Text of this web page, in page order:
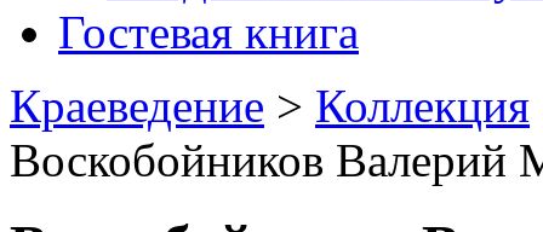
Гостевая книга
Краеведение > Коллекция
Воскобойников Валерий